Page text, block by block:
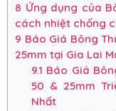
8 Ứng dụng của
cách nhiệt chống
9 Báo Giá Bông
25mm tại Gia Lai
9.1 Báo Giá
50 & 25mm
Nhất